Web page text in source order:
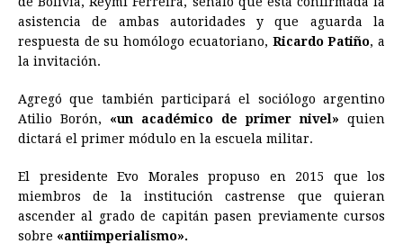
asistencia de ambas autoridades y que aguarda la
respuesta de su homólogo ecuatoriano, Ricardo Patiño, a
la invitación.
Agregó que también participará el sociólogo argentino
Atilio Borón, «un académico de primer nivel» quien
dictará el primer módulo en la escuela militar.
El presidente Evo Morales propuso en 2015 que los
miembros de la institución castrense que quieran
ascender al grado de capitán pasen previamente cursos
sobre «antiimperialismo».